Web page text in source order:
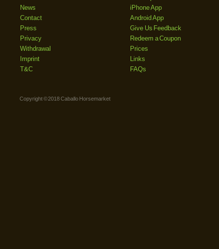
News
Contact
Press
Privacy
Withdrawal
Imprint
T&C
iPhone App
Android App
Give Us Feedback
Redeem a Coupon
Prices
Links
FAQs
Copyright © 2018 Caballo Horsemarket